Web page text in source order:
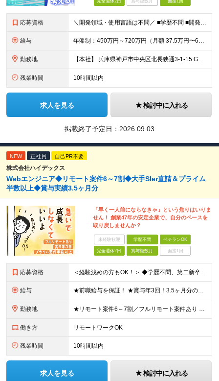
完全週休2日 賞与複数月 面接1回
応募資格 ＼開発領域・使用言語は不問／ ■学歴不問 ■開発経験3年以上 （例：TypeScript/Next.js/Flutter/Python/Djangoなど） ★こんな方を歓迎します！ ・「特定領域だけ
給与 年俸制：450万円～720万円（月額 37.5万円〜60万円） ※経験・スキル・前職給与を最大限考慮の上、決定いたします。 ※試用期間6ヶ月あり（期間中は資格取得等各種補助および奨学金支援手当は対象
勤務地 【本社】 兵庫県神戸市中央区北長狭通3-1-15 Gビル神戸三宮3F ※転勤はありません ※(変更の範囲)上記を除く当社関連勤務地
残業時間 10時間以内
求人を見る 検討中に入れる
掲載終了予定日： 2026.09.03
NEW 正社員 自己PR不要
株式会社ハイデックス
Webエンジニア◆リモート案件6～7割◆大手SIer直請＆プライム
半数以上◆賞与実績3.5ヶ月分
「早く一人前にならなきゃ」という焦りはいりま
せん！ 創業47年の安定企業で、自分のペースを
取り戻しませんか？
未経験歓迎 学歴不問 ベテランOK
完全週休2日 賞与複数月 面接1回
応募資格 ＜経験浅めの方もOK！＞ ◆学歴不問、第二新卒OK ◆何らかのシステム開発経験（実務経験1年以上） ※Java、C#、PHPなどいわゆるオープン・Web系を想定しています ～こんな方を歓迎します！～
給与 ★前職給与を保証！ ★賞与年3回！3.5ヶ月分の支給実績あり ◆月給25万円～45万円＋賞与年3回＋各種手当 ※経験・年齢・能力を考慮して決定いたします。 ※試用期間3ヶ月（期間中は諸手当の支給は
勤務地 ★リモート案件6～7割／フルリモート案件あり ★希望を考慮して決定します 東京都、神奈川県、千葉県、埼玉県内の各プロジェクト先となります。 ＜本社＞埼玉県桶川市泉1丁目3番31号 ＜神田オフィス＞
働き方 リモートワークOK
残業時間 10時間以内
求人を見る 検討中に入れる